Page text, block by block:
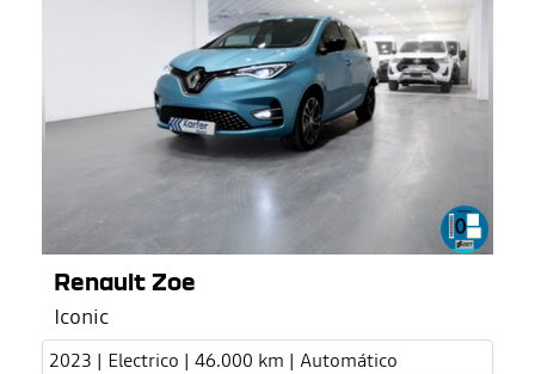
Renault Zoe
Iconic
2023 | Electrico | 46.000 km | Automático